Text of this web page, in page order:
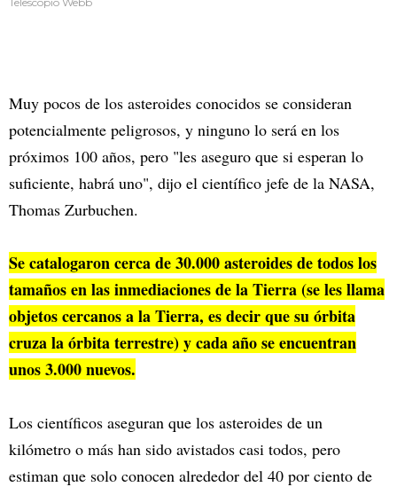
Muy pocos de los asteroides conocidos se consideran
potencialmente peligrosos, y ninguno lo será en los
próximos 100 años, pero "les aseguro que si esperan lo
suficiente, habrá uno", dijo el científico jefe de la NASA,
Thomas Zurbuchen.
Se catalogaron cerca de 30.000 asteroides de todos los
tamaños en las inmediaciones de la Tierra (se les llama
objetos cercanos a la Tierra, es decir que su órbita
cruza la órbita terrestre) y cada año se encuentran
unos 3.000 nuevos.
Los científicos aseguran que los asteroides de un
kilómetro o más han sido avistados casi todos, pero
estiman que solo conocen alrededor del 40 por ciento de